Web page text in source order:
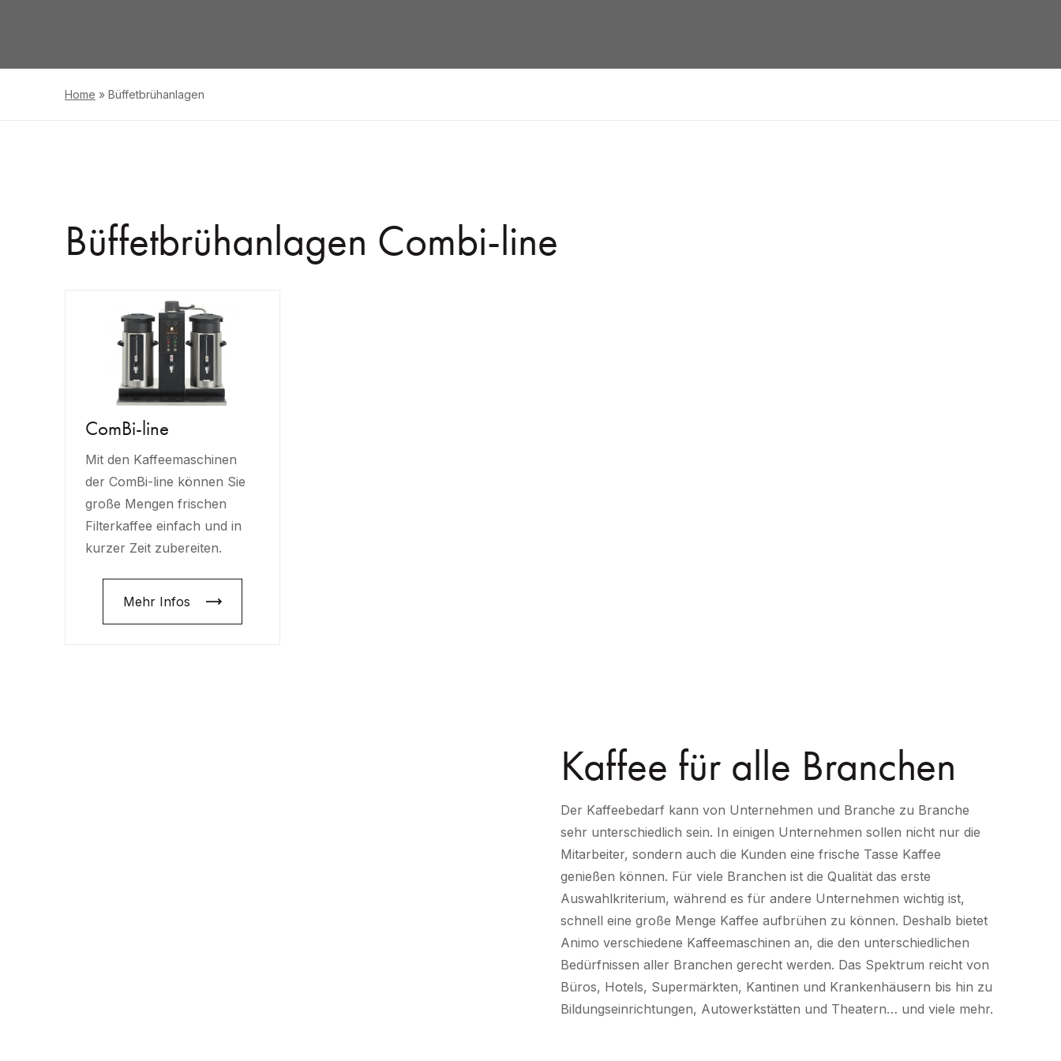
Home » Büffetbrühanlagen
Büffetbrühanlagen Combi-line
ComBi-line
Mit den Kaffeemaschinen
der ComBi-line können Sie
große Mengen frischen
Filterkaffee einfach und in
kurzer Zeit zubereiten.
Mehr Infos
Kaffee für alle Branchen
Der Kaffeebedarf kann von Unternehmen und Branche zu Branche
sehr unterschiedlich sein. In einigen Unternehmen sollen nicht nur die
Mitarbeiter, sondern auch die Kunden eine frische Tasse Kaffee
genießen können. Für viele Branchen ist die Qualität das erste
Auswahlkriterium, während es für andere Unternehmen wichtig ist,
schnell eine große Menge Kaffee aufbrühen zu können. Deshalb bietet
Animo verschiedene Kaffeemaschinen an, die den unterschiedlichen
Bedürfnissen aller Branchen gerecht werden. Das Spektrum reicht von
Büros, Hotels, Supermärkten, Kantinen und Krankenhäusern bis hin zu
Bildungseinrichtungen, Autowerkstätten und Theatern… und viele mehr.